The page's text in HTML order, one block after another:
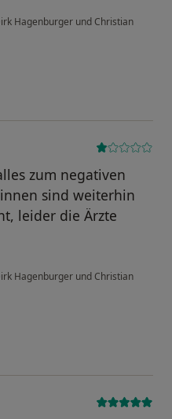
Hagenburger und Christian
zum negativen
sind weiterhin
leider die Ärzte
Hagenburger und Christian